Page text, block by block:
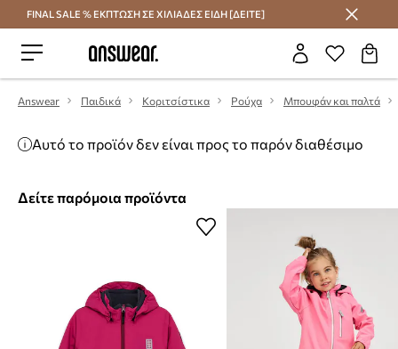
Εξοικονομήστε με το Answear Club
FINAL SALE % ΕΚΠΤΩΣΗ ΣΕ ΧΙΛΙΑΔΕΣ ΕΙΔΗ [ΔΕΙΤΕ]
Answear Παιδικά Κοριτσίστικα Ρούχα Μπουφάν και παλτά
Αυτό το προϊόν δεν είναι προς το παρόν διαθέσιμο
Δείτε παρόμοια προϊόντα